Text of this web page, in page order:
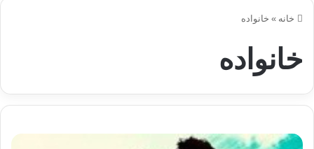
خانه » خانواده
خانواده